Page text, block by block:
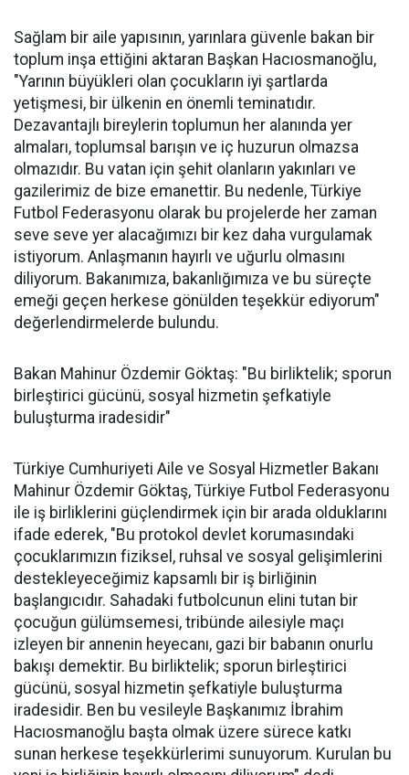
Sağlam bir aile yapısının, yarınlara güvenle bakan bir
toplum inşa ettiğini aktaran Başkan Hacıosmanoğlu,
"Yarının büyükleri olan çocukların iyi şartlarda
yetişmesi, bir ülkenin en önemli teminatıdır.
Dezavantajlı bireylerin toplumun her alanında yer
almaları, toplumsal barışın ve iç huzurun olmazsa
olmazıdır. Bu vatan için şehit olanların yakınları ve
gazilerimiz de bize emanettir. Bu nedenle, Türkiye
Futbol Federasyonu olarak bu projelerde her zaman
seve seve yer alacağımızı bir kez daha vurgulamak
istiyorum. Anlaşmanın hayırlı ve uğurlu olmasını
diliyorum. Bakanımıza, bakanlığımıza ve bu süreçte
emeği geçen herkese gönülden teşekkür ediyorum"
değerlendirmelerde bulundu.
Bakan Mahinur Özdemir Göktaş: "Bu birliktelik; sporun
birleştirici gücünü, sosyal hizmetin şefkatiyle
buluşturma iradesidir"
Türkiye Cumhuriyeti Aile ve Sosyal Hizmetler Bakanı
Mahinur Özdemir Göktaş, Türkiye Futbol Federasyonu
ile iş birliklerini güçlendirmek için bir arada olduklarını
ifade ederek, "Bu protokol devlet korumasındaki
çocuklarımızın fiziksel, ruhsal ve sosyal gelişimlerini
destekleyeceğimiz kapsamlı bir iş birliğinin
başlangıcıdır. Sahadaki futbolcunun elini tutan bir
çocuğun gülümsemesi, tribünde ailesiyle maçı
izleyen bir annenin heyecanı, gazi bir babanın onurlu
bakışı demektir. Bu birliktelik; sporun birleştirici
gücünü, sosyal hizmetin şefkatiyle buluşturma
iradesidir. Ben bu vesileyle Başkanımız İbrahim
Hacıosmanoğlu başta olmak üzere sürece katkı
sunan herkese teşekkürlerimi sunuyorum. Kurulan bu